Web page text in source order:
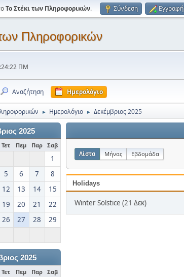
Το Στέκι των Πληροφορικών. Σύνδεση Εγγραφή
Πληροφορικών
ΠΜ
Αναζήτηση Ημερολόγιο
► Ημερολόγιο ► Δεκέμβριος 2025
2025
Τετ Πεμ Παρ Σαβ
1
5 6 7
8
12 13 14
15
19 20 21
22
26 27 28
29
2025
Τετ Πεμ Παρ Σαβ
Λίστα Μήνας Εβδομάδα
Holidays
Winter Solstice (21 Δεκ)